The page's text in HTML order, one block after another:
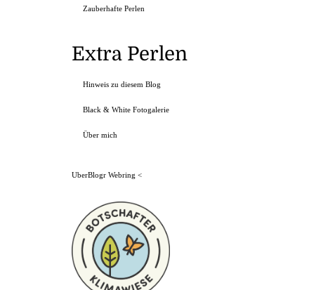
Zauberhafte Perlen
Extra Perlen
Hinweis zu diesem Blog
Black & White Fotogalerie
Über mich
UberBlogr Webring <